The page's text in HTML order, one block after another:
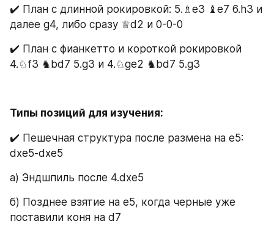
✔️ План с длинной рокировкой: 5.♗е3 ♝e7 6.h3 и
далее g4, либо сразу ♕d2 и 0-0-0
✔️ План с фианкетто и короткой рокировкой
4.♘f3 ♞bd7 5.g3 и 4.♘ge2 ♞bd7 5.g3
Типы позиций для изучения:
✔️ Пешечная структура после размена на е5:
dxe5-dxe5
а) Эндшпиль после 4.dxe5
б) Позднее взятие на е5, когда черные уже
поставили коня на d7